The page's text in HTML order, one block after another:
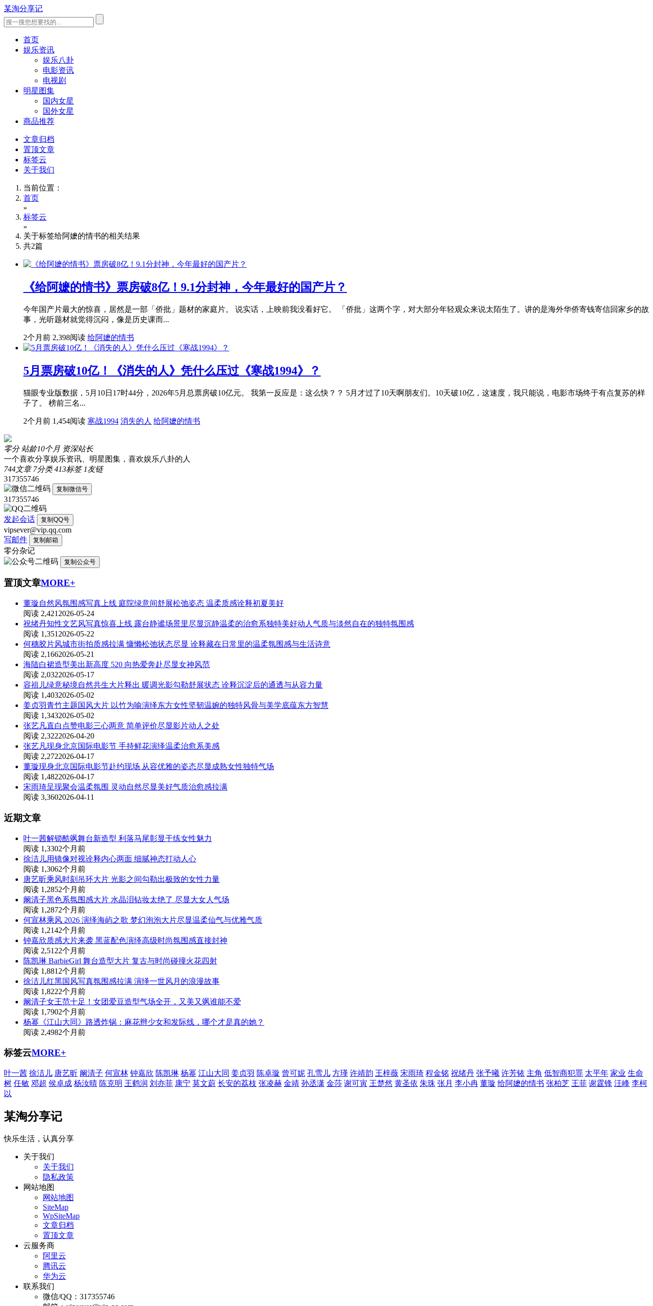
某淘分享记
首页
娱乐资讯
娱乐八卦
电影资讯
电视剧
明星图集
国内女星
国外女星
商品推荐
文章归档
置顶文章
标签云
关于我们
当前位置：
首页
»
标签云
»
关于标签给阿嬷的情书的相关结果
共2篇
《给阿嬷的情书》票房破8亿！9.1分封神，今年最好的国产片？
今年国产片最大的惊喜，居然是一部「侨批」题材的家庭片。 说实话，上映前我没看好它。 「侨批」这两个字，对大部分年轻观众来说太陌生了。讲的是海外华侨寄钱寄信回家乡的故
事，光听题材就觉得沉闷，像是历史课而...
2个月前 2,398阅读 给阿嬷的情书
5月票房破10亿！《消失的人》凭什么压过《寒战1994》？
猫眼专业版数据，5月10日17时44分，2026年5月总票房破10亿元。 我第一反应是：这么快？？ 5月才过了10天啊朋友们。10天破10亿，这速度，我只能说，电影市场终于有点复苏的样
子了。 榜前三名...
2个月前 1,454阅读 寒战1994 消失的人 给阿嬷的情书
零分 站龄10个月 资深站长
一个喜欢分享娱乐资讯、明星图集，喜欢娱乐八卦的人
744文章 7分类 413标签 1友链
317355746
复制微信号
317355746
发起会话 复制QQ号
vipsever@vip.qq.com
写邮件
复制邮箱
零分杂记
复制公众号
置顶文章MORE+
董璇自然风氛围感写真上线 庭院绿意间舒展松弛姿态 温柔质感诠释初夏美好
阅读 2,421 2026-05-24
祝绪丹知性文艺风写真惊喜上线 露台静谧场景里尽显沉静温柔的治愈系独特美好动人气质与淡然自在的独特氛围感
阅读 1,351 2026-05-22
何穗胶片风城市街拍质感拉满 慵懒松弛状态尽显 诠释藏在日常里的温柔氛围感与生活诗意
阅读 2,1662026-05-21
海陆白裙造型美出新高度 520 向热爱奔赴尽显女神风范
阅读 2,0322026-05-17
容祖儿绿意秘境自然共生大片释出 暖调光影勾勒舒展状态 诠释沉淀后的通透与从容力量
阅读 1,4032026-05-02
姜贞羽青竹主题国风大片 以竹为喻演绎东方女性坚韧温婉的独特风骨与美学底蕴东方智慧
阅读 1,3432026-05-02
张艺凡直白点赞电影三心两意 简单评价尽显影片动人之处
阅读 2,3222026-04-20
张艺凡现身北京国际电影节 手持鲜花演绎温柔治愈系美感
阅读 2,2722026-04-17
董璇现身北京国际电影节赴约现场 从容优雅的姿态尽显成熟女性独特气场
阅读 1,4822026-04-17
宋雨琦呈现聚会温柔氛围 灵动自然尽显美好气质治愈感拉满
阅读 3,3602026-04-11
近期文章
叶一茜解锁酷飒舞台新造型 利落马尾彰显干练女性魅力
阅读 1,3302个月前
徐洁儿用镜像对视诠释内心两面 细腻神态打动人心
阅读 1,3062个月前
唐艺昕乘风时刻吊环大片 光影之间勾勒出极致的女性力量
阅读 1,2852个月前
阚清子黑色系氛围感大片 水晶泪钻妆太绝了 尽显大女人气场
阅读 1,2872个月前
何宣林乘风 2026 演绎海屿之歌 梦幻泡泡大片尽显温柔仙气与优雅气质
阅读 1,2142个月前
钟嘉欣质感大片来袭 黑蓝配色演绎高级时尚氛围感直接封神
阅读 2,5122个月前
陈凯琳 BarbieGirl 舞台造型大片 复古与时尚碰撞火花四射
阅读 1,881 2个月前
徐洁儿红黑国风写真氛围感拉满 演绎一世风月的浪漫故事
阅读 1,8222个月前
阚清子女王范十足！女团爱豆造型气场全开，又美又飒谁能不爱
阅读 1,7902个月前
杨幂《江山大同》路透炸锅：麻花辫少女和发际线，哪个才是真的她？
阅读 2,4982个月前
标签云MORE+
叶一茜 徐洁儿 唐艺昕 阚清子 何宣林 钟嘉欣 陈凯琳 杨幂 江山大同 姜贞羽 陈卓璇 曾可妮 孔雪儿 方瑾 许靖韵 王梓薇 宋雨琦 程金铭 祝绪丹 张予曦 许芳铱 主角 低智商犯罪 太平年 家业 生命
树 任敏 邓超 侯卓成 杨汝晴 陈克明 王鹤润 刘亦菲 康宁 莫文蔚 长安的荔枝 张凌赫 金靖 孙丞潇 金莎 谢可寅 王楚然 黄圣依 朱珠 张月 李小冉 董璇 给阿嬷的情书 张柏芝 王菲 谢霆锋 汪峰 李柯
以
某淘分享记
快乐生活，认真分享
关于我们
关于我们
隐私政策
网站地图
网站地图
SiteMap
WpSiteMap
文章归档
置顶文章
云服务商
阿里云
腾讯云
华为云
联系我们
微信/QQ：317355746